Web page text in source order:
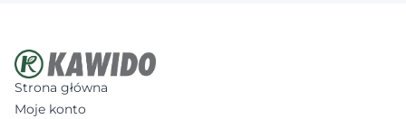
Strona główna
Moje konto